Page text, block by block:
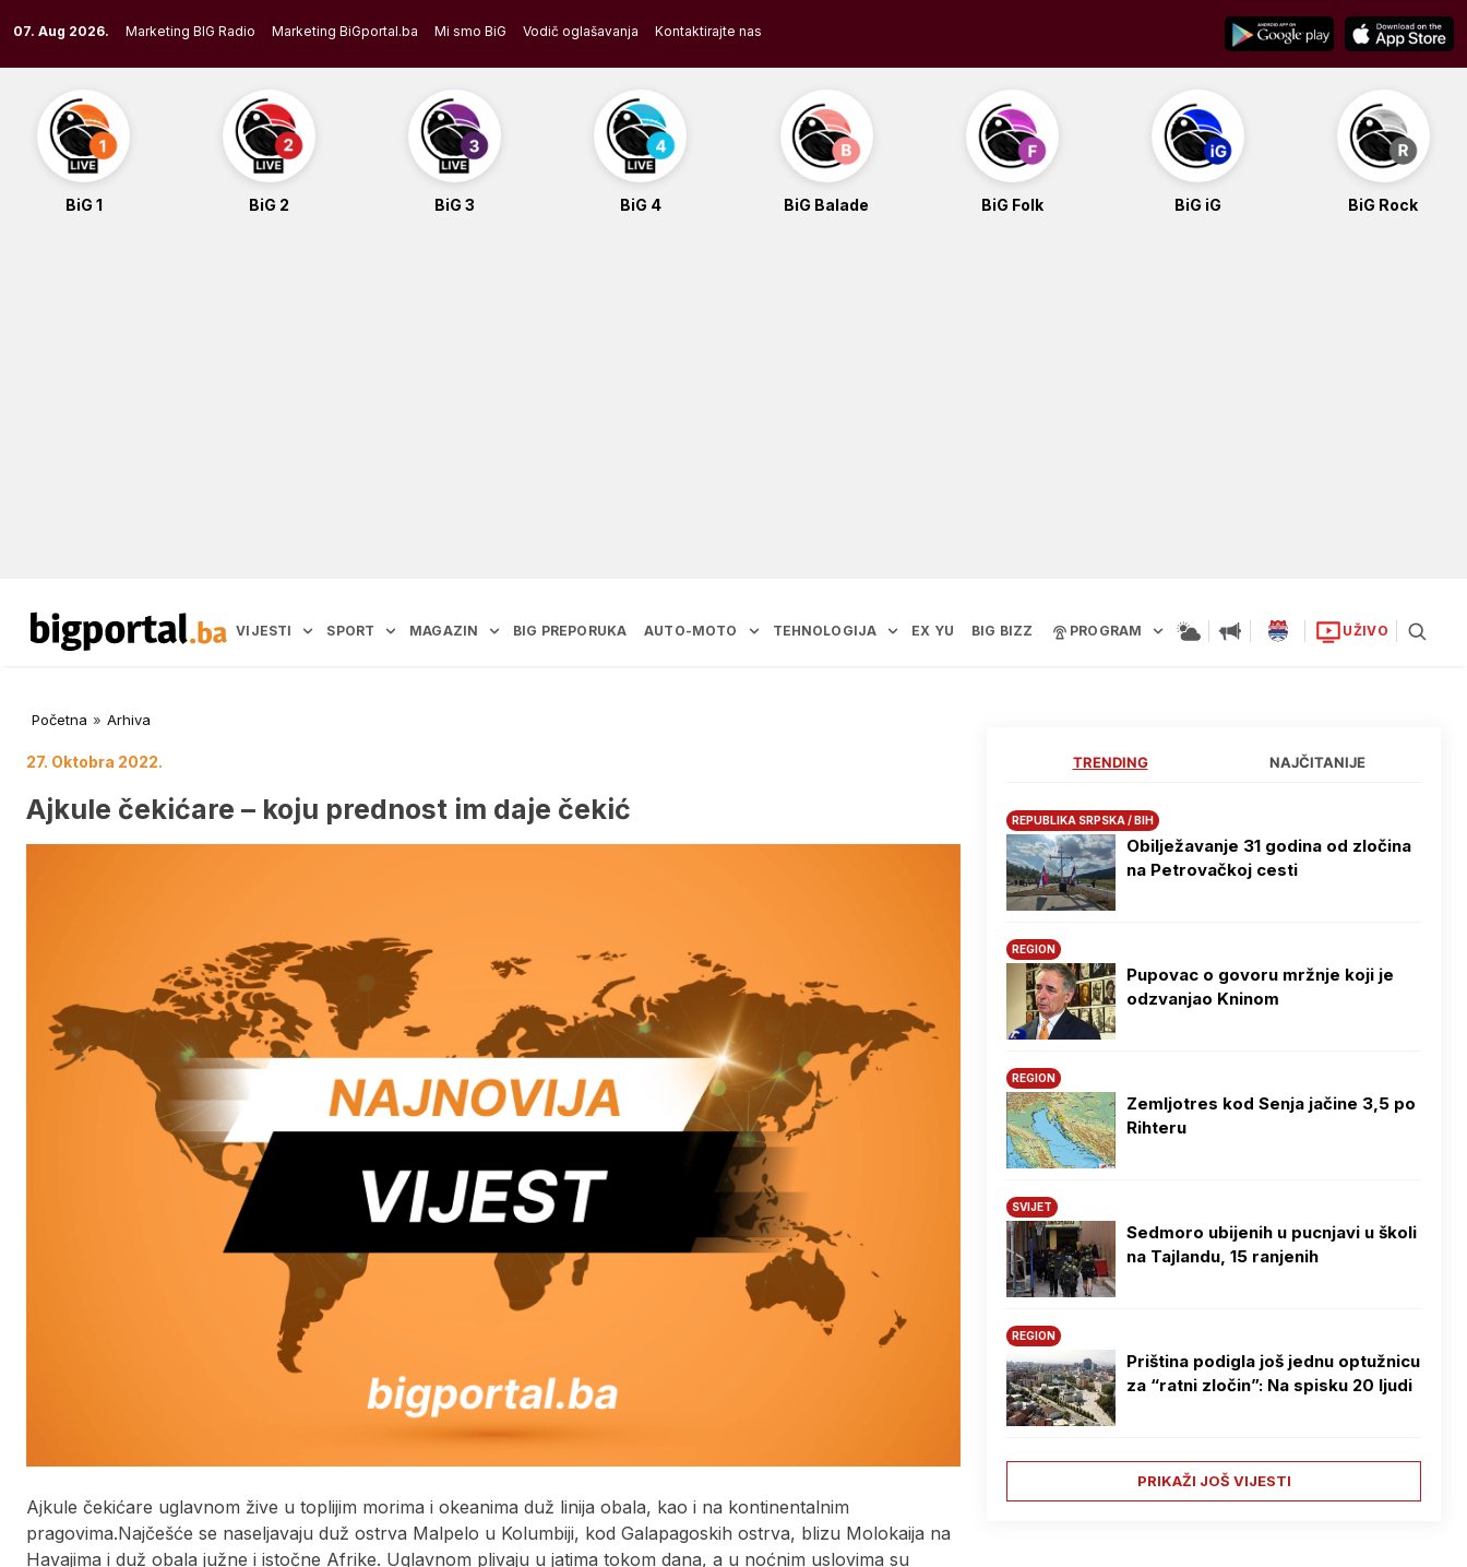
to
content
07. Aug 2026. Marketing BIG Radio Marketing BiGportal.ba Mi smo BiG Vodič oglašavanja Kontaktirajte nas
BiG 1 BiG 2 BiG 3 BiG 4 BiG Balade BiG Folk BiG iG BiG Rock
VIJESTI SPORT MAGAZIN BIG PREPORUKA AUTO-MOTO TEHNOLOGIJA EX YU BIG BIZZ PROGRAM UŽIVO
Početna » Arhiva
27. Oktobra 2022.
Ajkule čekićare – koju prednost im daje čekić
Ajkule čekićare uglavnom žive u toplijim morima i okeanima duž linija obala, kao i na kontinentalnim
pragovima.Najčešće se naseljavaju duž ostrva Malpelo u Kolumbiji, kod Galapagoskih ostrva, blizu Molokaija na
Havajima i duž obala južne i istočne Afrike. Uglavnom plivaju u jatima tokom dana, a u noćnim uslovima su
TRENDING NAJČITANIJE
REPUBLIKA SRPSKA / BIH
Obilježavanje 31 godina od zločina
na Petrovačkoj cesti
REGION
Pupovac o govoru mržnje koji je
odzvanjao Kninom
REGION
Zemljotres kod Senja jačine 3,5 po
Rihteru
SVIJET
Sedmoro ubijenih u pucnjavi u školi
na Tajlandu, 15 ranjenih
REGION
Priština podigla još jednu optužnicu
za “ratni zločin”: Na spisku 20 ljudi
PRIKAŽI JOŠ VIJESTI